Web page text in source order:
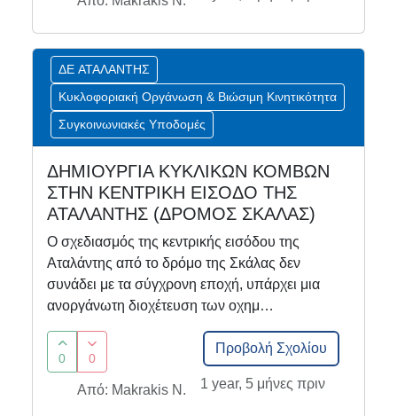
ΔΕ ΑΤΑΛΑΝΤΗΣ
Κυκλοφοριακή Οργάνωση & Βιώσιμη Κινητικότητα
Συγκοινωνιακές Υποδομές
ΔΗΜΙΟΥΡΓΙΑ ΚΥΚΛΙΚΩΝ ΚΟΜΒΩΝ
ΣΤΗΝ ΚΕΝΤΡΙΚΗ ΕΙΣΟΔΟ ΤΗΣ
ΑΤΑΛΑΝΤΗΣ (ΔΡΟΜΟΣ ΣΚΑΛΑΣ)
Ο σχεδιασμός της κεντρικής εισόδου της
Αταλάντης από το δρόμο της Σκάλας δεν
συνάδει με τα σύγχρονη εποχή, υπάρχει μια
ανοργάνωτη διοχέτευση των οχημ…
0 0
Προβολή Σχολίου
1 year, 5 μήνες πριν
Από: Makrakis N.